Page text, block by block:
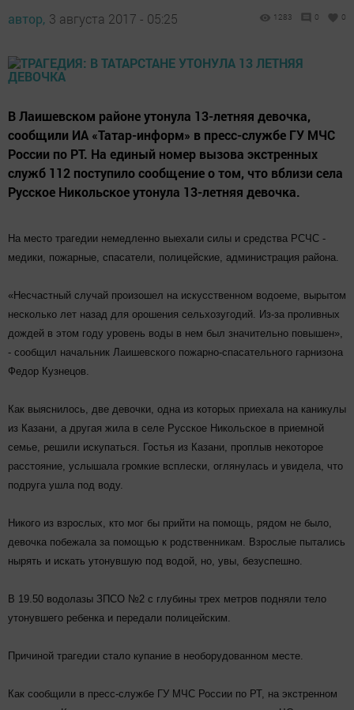
автор, 3 августа 2017 - 05:25 1283 0 0
В Лаишевском районе утонула 13-летняя девочка,
сообщили ИА «Татар-информ» в пресс-службе ГУ МЧС
России по РТ. На единый номер вызова экстренных
служб 112 поступило сообщение о том, что вблизи села
Русское Никольское утонула 13-летняя девочка.
На место трагедии немедленно выехали силы и средства РСЧС -
медики, пожарные, спасатели, полицейские, администрация района.
«Несчастный случай произошел на искусственном водоеме, вырытом
несколько лет назад для орошения сельхозугодий. Из-за проливных
дождей в этом году уровень воды в нем был значительно повышен»,
- сообщил начальник Лаишевского пожарно-спасательного гарнизона
Федор Кузнецов.
Как выяснилось, две девочки, одна из которых приехала на каникулы
из Казани, а другая жила в селе Русское Никольское в приемной
семье, решили искупаться. Гостья из Казани, проплыв некоторое
расстояние, услышала громкие всплески, оглянулась и увидела, что
подруга ушла под воду.
Никого из взрослых, кто мог бы прийти на помощь, рядом не было,
девочка побежала за помощью к родственникам. Взрослые пытались
нырять и искать утонувшую под водой, но, увы, безуспешно.
В 19.50 водолазы ЗПСО №2 с глубины трех метров подняли тело
утонувшего ребенка и передали полицейским.
Причиной трагедии стало купание в необорудованном месте.
Как сообщили в пресс-службе ГУ МЧС России по РТ, на экстренном